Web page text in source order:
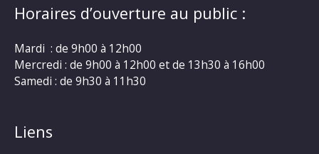
Horaires d’ouverture au public :
Mardi : de 9h00 à 12h00
Mercredi : de 9h00 à 12h00 et de 13h30 à 16h00
Samedi : de 9h30 à 11h30
Liens